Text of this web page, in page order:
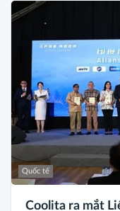
Quốc tế
Coolita ra mắt